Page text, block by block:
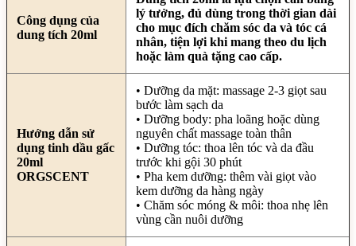
Công dụng của
dung tích 20ml
lý tưởng, đủ dùng trong thời gian dài
cho mục đích chăm sóc da và tóc cá
nhân, tiện lợi khi mang theo du lịch
hoặc làm quà tặng cao cấp.
Hướng dẫn sử
dụng tinh dầu gấc
20ml
ORGSCENT
• Dưỡng da mặt: massage 2-3 giọt sau
bước làm sạch da
• Dưỡng body: pha loãng hoặc dùng
nguyên chất massage toàn thân
• Dưỡng tóc: thoa lên tóc và da đầu
trước khi gội 30 phút
• Pha kem dưỡng: thêm vài giọt vào
kem dưỡng da hàng ngày
• Chăm sóc móng & môi: thoa nhẹ lên
vùng cần nuôi dưỡng